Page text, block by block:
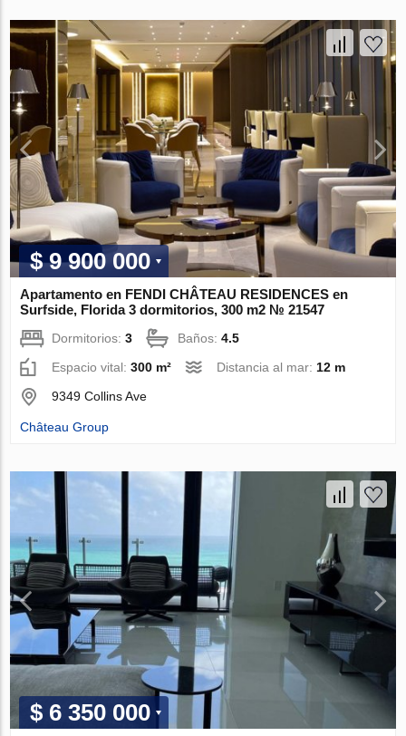
$ 9 900 000
Apartamento en FENDI CHÂTEAU RESIDENCES en
Surfside, Florida 3 dormitorios, 300 m2 № 21547
Dormitorios:3 Baños:4.5
Espacio vital:300 m² Distancia al mar: 12 m
9349 Collins Ave
Château Group
$ 6 350 000